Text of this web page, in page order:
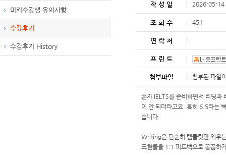
미키수강생 유의사항
수강후기
수강후기 History
작 성 일 2026-05-14
조 회 수 451
연 락 처
프 린 트
첨부파일 첨부된 파일
혼자 IELTS를 준비하면서 리딩
이 안 되더라고요. 특히 6.5라는
습니다.
Writing은 단순히 템플릿만 외우
표현들을 1:1 피드백으로 꼼꼼하